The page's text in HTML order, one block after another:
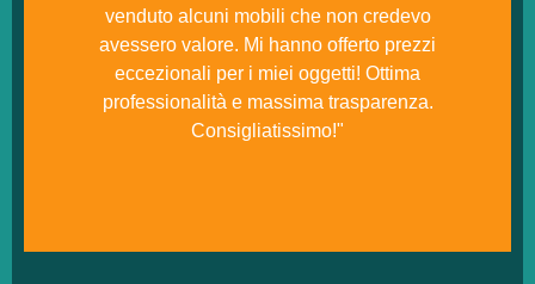
venduto alcuni mobili che non credevo
avessero valore. Mi hanno offerto prezzi
eccezionali per i miei oggetti! Ottima
professionalità e massima trasparenza.
Consigliatissimo!"